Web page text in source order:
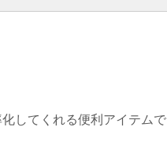
してくれる便利アイテムで